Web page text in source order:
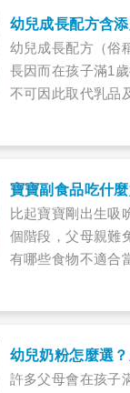
幼兒成長配方含
幼兒成長配方（俗
長因而在孩子滿1
不可因此取代乳品
寶寶副食品吃什
比起寶寶剛出生吸
個階段，父母親難
有哪些食物不適合
幼兒奶粉怎麼選
許多父母會在孩子